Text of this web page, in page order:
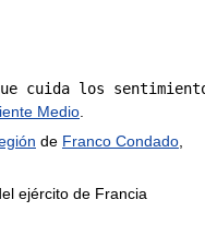
Medio
de Franco Condado
ejército de Francia